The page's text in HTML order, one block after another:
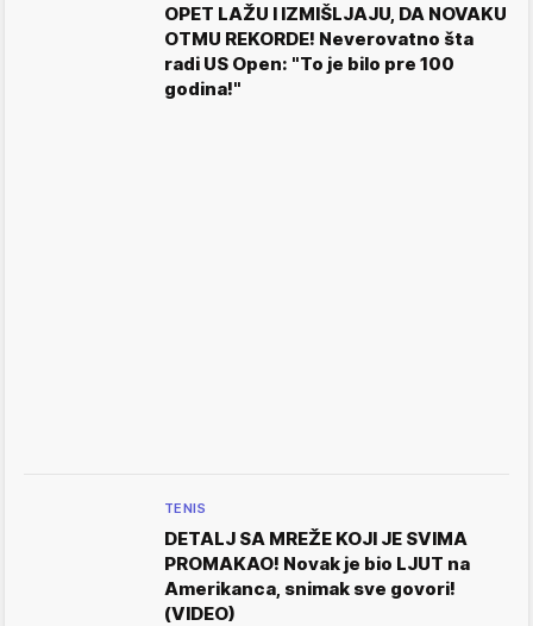
OPET LAŽU I IZMIŠLJAJU, DA NOVAKU
OTMU REKORDE! Neverovatno šta
radi US Open: "To je bilo pre 100
godina!"
TENIS
DETALJ SA MREŽE KOJI JE SVIMA
PROMAKAO! Novak je bio LJUT na
Amerikanca, snimak sve govori!
(VIDEO)